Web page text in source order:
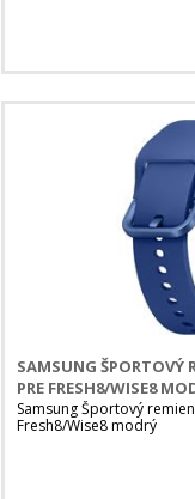
SAMSUNG ŠPORTOVÝ
PRE FRESH8/WISE8
Samsung Športový
Fresh8/Wise8 modrý